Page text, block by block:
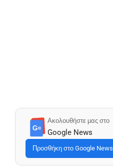
G≡
Ακολουθήστε μας στο
Google News
Προσθήκη στο Google News